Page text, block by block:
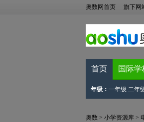
奥数网首页 旗下网
首页 国际学
年级： 一年级 二年
奥数 > 小学资源库 >